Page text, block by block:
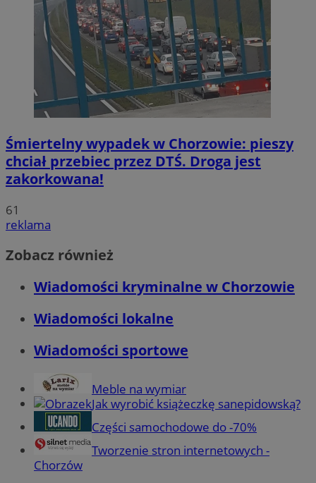
Śmiertelny wypadek w Chorzowie: pieszy
chciał przebiec przez DTŚ. Droga jest
zakorkowana!
61
reklama
Zobacz również
Wiadomości kryminalne w Chorzowie
Wiadomości lokalne
Wiadomości sportowe
Meble na wymiar
Jak wyrobić książeczkę sanepidowską?
Części samochodowe do -70%
Tworzenie stron internetowych -
Chorzów